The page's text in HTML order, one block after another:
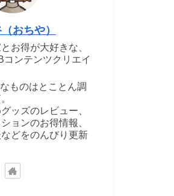
おちや）
お得が大好きな、
コンテンツクリエイ
ものはとことん調
ッズのレビュー、
ョンのお得情報、
どをのんびり更新